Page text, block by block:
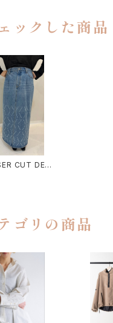
ックした商品
CUT DENI
ゴリの商品